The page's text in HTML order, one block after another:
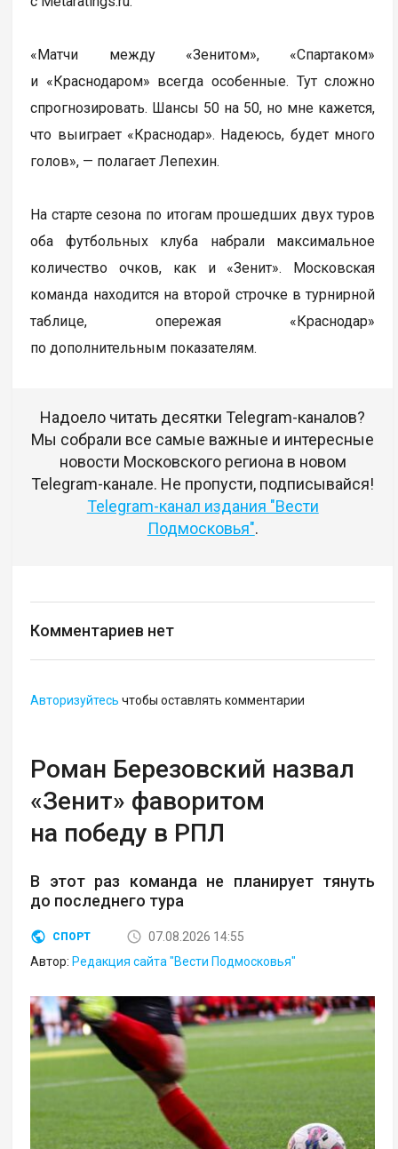
«Матчи между «Зенитом», «Спартаком»
и «Краснодаром» всегда особенные. Тут сложно
спрогнозировать. Шансы 50 на 50, но мне кажется,
что выиграет «Краснодар». Надеюсь, будет много
голов», — полагает Лепехин.
На старте сезона по итогам прошедших двух туров
оба футбольных клуба набрали максимальное
количество очков, как и «Зенит». Московская
команда находится на второй строчке в турнирной
таблице, опережая «Краснодар»
по дополнительным показателям.
Надоело читать десятки Telegram-каналов?
Мы собрали все самые важные и интересные
новости Московского региона в новом
Telegram-канале. Не пропусти, подписывайся!
Telegram-канал издания "Вести
Подмосковья".
Комментариев нет
Авторизуйтесь чтобы оставлять комментарии
Роман Березовский назвал
«Зенит» фаворитом
на победу в РПЛ
В этот раз команда не планирует тянуть
до последнего тура
СПОРТ
07.08.2026 14:55
Автор: Редакция сайта "Вести Подмосковья"